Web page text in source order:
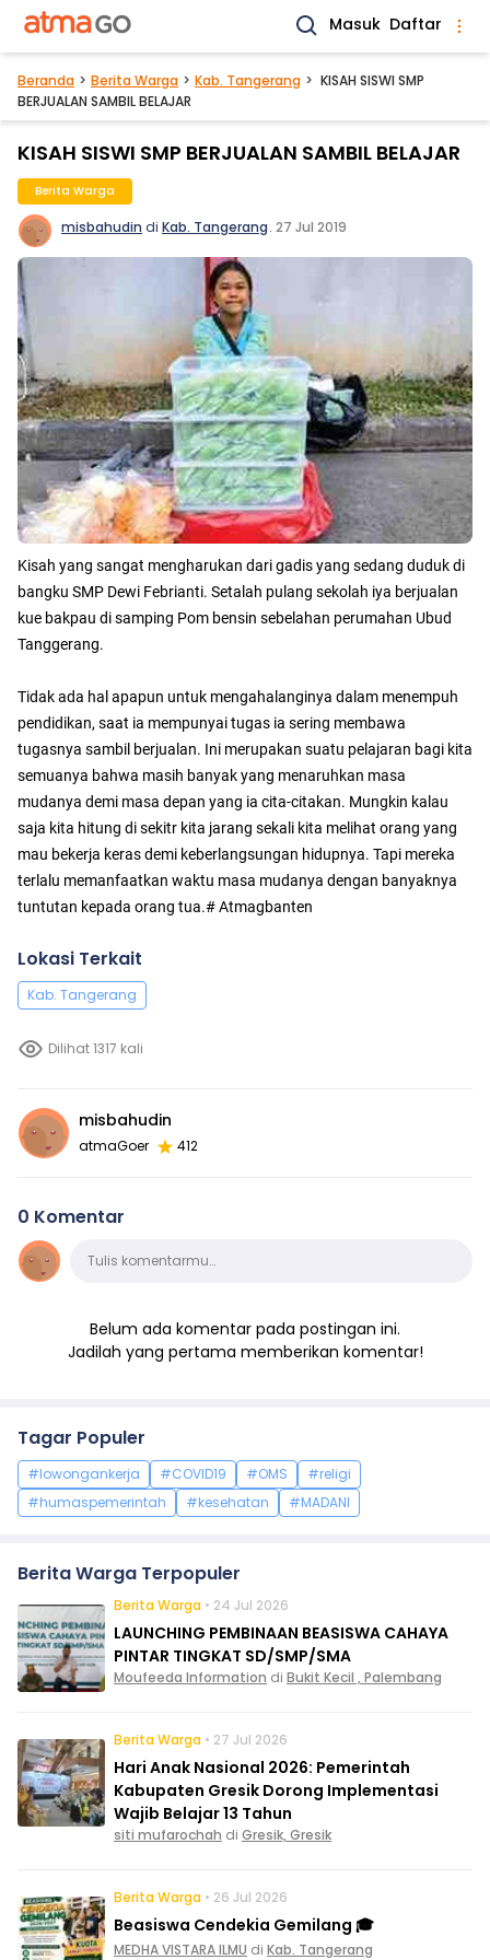
Masuk Daftar
Beranda Berita Warga Kab. Tangerang
KISAH SISWI SMP
BERJUALAN SAMBIL BELAJAR
KISAH SISWI SMP BERJUALAN SAMBIL BELAJAR
Berita Warga
misbahudin di Kab. Tangerang. 27 Jul 2019
Kisah yang sangat mengharukan dari gadis yang sedang duduk di
bangku SMP Dewi Febrianti. Setalah pulang sekolah iya berjualan
kue bakpau di samping Pom bensin sebelahan perumahan Ubud
Tanggerang.
Tidak ada hal apapun untuk mengahalanginya dalam menempuh
pendidikan, saat ia mempunyai tugas ia sering membawa
tugasnya sambil berjualan. Ini merupakan suatu pelajaran bagi kita
semuanya bahwa masih banyak yang menaruhkan masa
mudanya demi masa depan yang ia cita-citakan. Mungkin kalau
saja kita hitung di sekitr kita jarang sekali kita melihat orang yang
mau bekerja keras demi keberlangsungan hidupnya. Tapi mereka
terlalu memanfaatkan waktu masa mudanya dengan banyaknya
tuntutan kepada orang tua.# Atmagbanten
Lokasi Terkait
Kab. Tangerang
Dilihat 1317 kali
misbahudin
atmaGoer 412
0 Komentar
KomentarTulis komentarmu…
Belum ada komentar pada postingan ini.
Jadilah yang pertama memberikan komentar!
Tagar Populer
#lowongankerja #COVID19 #OMS
#religi
#humaspemerintah
#kesehatan #MADANI
Berita Warga Terpopuler
Berita Warga • 24 Jul 2026
LAUNCHING PEMBINAAN BEASISWA CAHAYA
PINTAR TINGKAT SD/SMP/SMA
Moufeeda Information di Bukit Kecil , Palembang
Berita Warga • 27 Jul 2026
Hari Anak Nasional 2026: Pemerintah
Kabupaten Gresik Dorong Implementasi
Wajib Belajar 13 Tahun
siti mufarochah di Gresik, Gresik
Berita Warga • 26 Jul 2026
Beasiswa Cendekia Gemilang 🎓
MEDHA VISTARA ILMU di Kab. Tangerang